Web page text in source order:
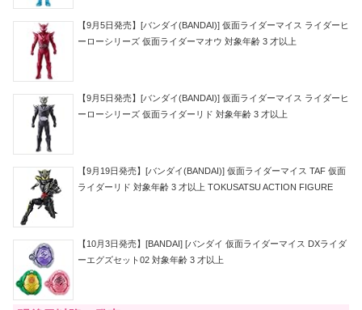
【9月5日発売】[バンダイ(BANDAI)] 仮面ライダーマイス ライダーヒ
ーローシリーズ 仮面ライダーマオウ 対象年齢 3 才以上
【9月5日発売】[バンダイ(BANDAI)] 仮面ライダーマイス ライダーヒ
ーローシリーズ 仮面ライダーリド 対象年齢 3 才以上
【9月19日発売】[バンダイ(BANDAI)] 仮面ライダーマイス TAF 仮面
ライダーリド 対象年齢 3 才以上 TOKUSATSU ACTION FIGURE
【10月3日発売】[BANDAI] [バンダイ 仮面ライダーマイス DXライダ
ーエグズセット02 対象年齢 3 才以上